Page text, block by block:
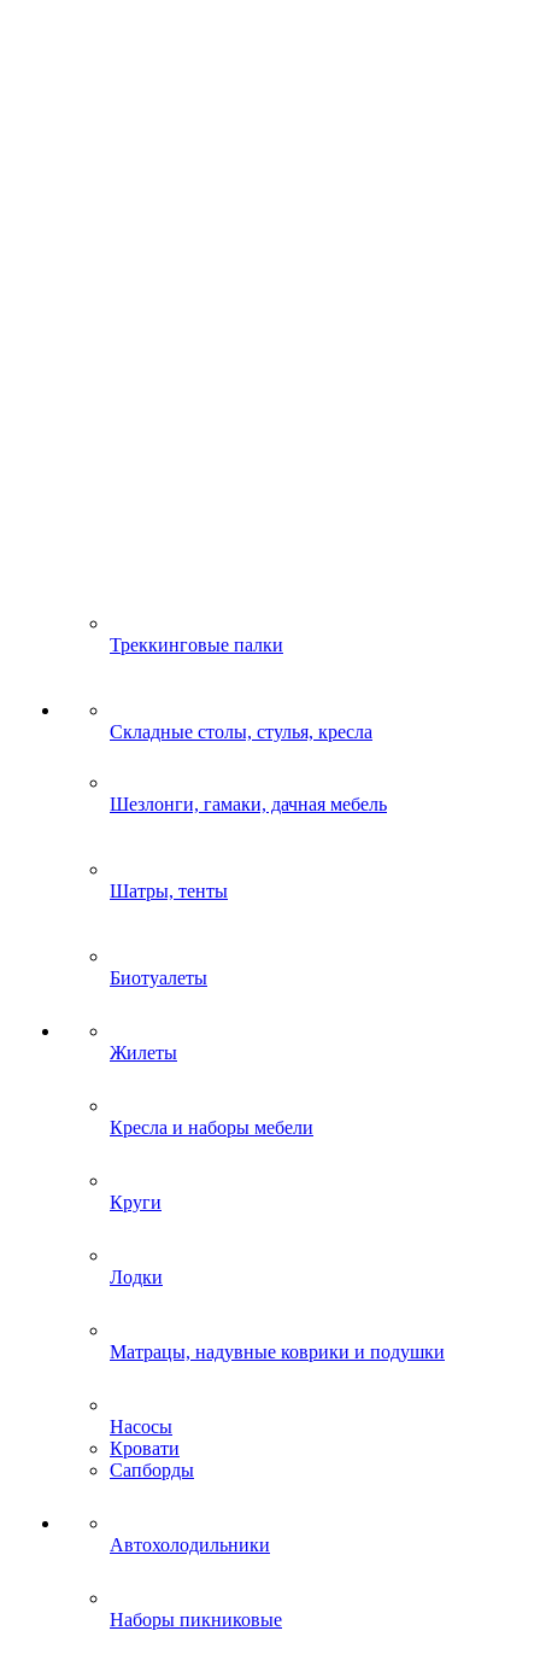
Треккинговые палки
Складные столы, стулья, кресла
Шезлонги, гамаки, дачная мебель
Шатры, тенты
Биотуалеты
Жилеты
Кресла и наборы мебели
Круги
Лодки
Матрацы, надувные коврики и подушки
Насосы
Кровати
Сапборды
Автохолодильники
Наборы пикниковые